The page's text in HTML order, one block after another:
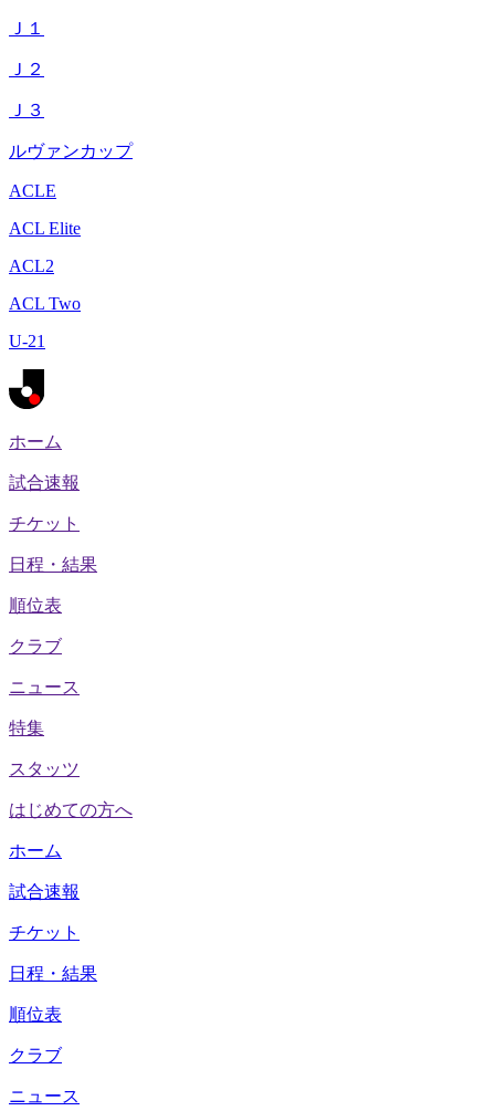
Ｊ１
Ｊ２
Ｊ３
ルヴァンカップ
ACLE
ACL Elite
ACL2
ACL Two
U-21
ホーム
試合速報
チケット
日程・結果
順位表
クラブ
ニュース
特集
スタッツ
はじめての方へ
ホーム
試合速報
チケット
日程・結果
順位表
クラブ
ニュース